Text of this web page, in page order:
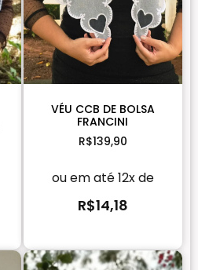
VÉU CCB DE BOLSA
FRANCINI
R$139,90
ou em até 12x de
R$14,18